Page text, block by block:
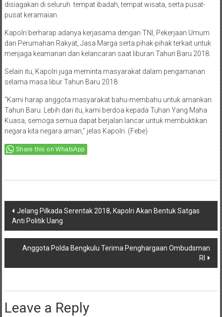
disiagakan di seluruh tempat ibadah, tempat wisata, serta pusat-
pusat keramaian.
Kapolri berharap adanya kerjasama dengan TNI, Pekerjaan Umum
dan Perumahan Rakyat, Jasa Marga serta pihak-pihak terkait untuk
menjaga keamanan dan kelancaran saat liburan Tahun Baru 2018.
Selain itu, Kapolri juga meminta masyarakat dalam pengamanan
selama masa libur Tahun Baru 2018.
“Kami harap anggota masyarakat bahu-membahu untuk amankan
Tahun Baru. Lebih dari itu, kami berdoa kepada Tuhan Yang Maha
Kuasa, semoga semua dapat berjalan lancar untuk membuktikan
negara kita negara aman,” jelas Kapolri. (Febe)
Share this on WhatsApp
Post
navigation
Jelang Pilkada Serentak 2018, Kapolri Akan Bentuk Satgas
Anti Politik Uang
Anggota Polda Bengkulu Terima Penghargaan Ombudsman
RI
Leave a Reply